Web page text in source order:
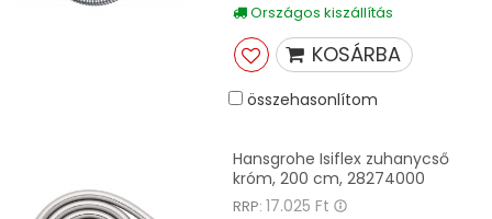
Országos kiszállítás
KOSÁRBA
összehasonlítom
Hansgrohe Isiflex zuhanycső
króm, 200 cm, 28274000
RRP: 17.025 Ft